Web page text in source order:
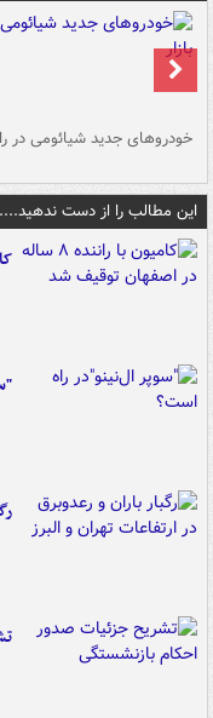
خودروهای جدید شیائومی در
این مطالب را از دست ندهید....